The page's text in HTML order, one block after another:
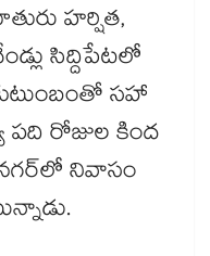
హర్షిత,
సిద్దిపేటలో
సహా
పది రోజుల కింద
నివాసం